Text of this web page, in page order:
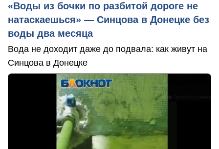
«Воды из бочки по разбитой дороге не
натаскаешься» — Синцова в Донецке без
воды два месяца
Вода не доходит даже до подвала: как живут на
Синцова в Донецке